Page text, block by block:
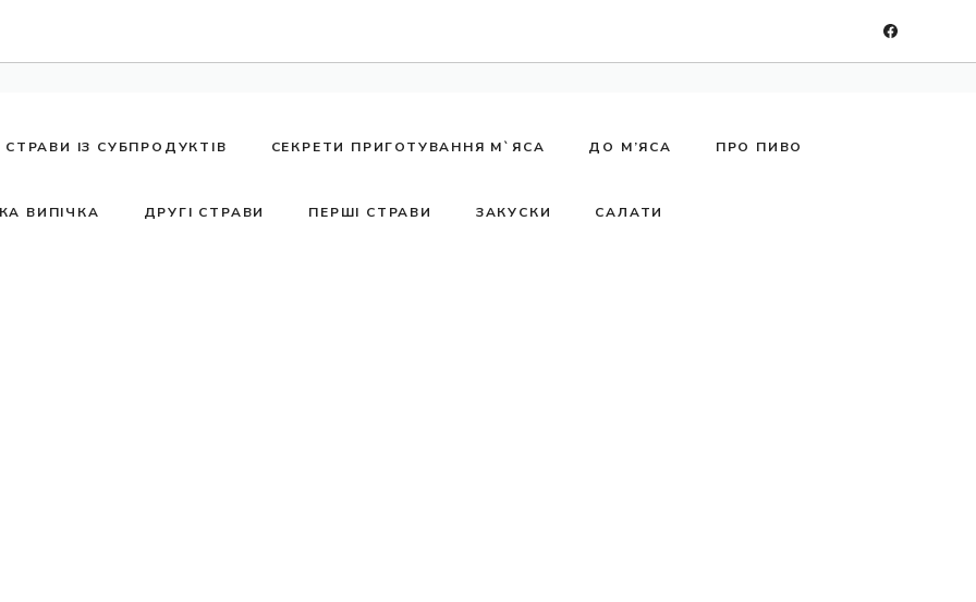
СТРАВИ ІЗ СУБПРОДУКТІВ СЕКРЕТИ ПРИГОТУВАННЯ М`ЯСА ДО М’ЯСА ПРО ПИВО
ВИПІЧКА ДРУГІ СТРАВИ ПЕРШІ СТРАВИ ЗАКУСКИ САЛАТИ